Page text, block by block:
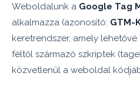
Weboldalunk a Google Tag
alkalmazza (azonosító: GTM-
keretrendszer, amely
féltől származó szkriptek
közvetlenül a weboldal